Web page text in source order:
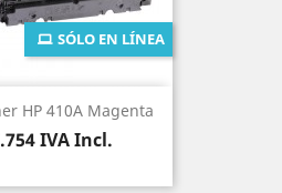
HP 410A Magenta
IVA Incl.
SÓLO EN LÍNEA